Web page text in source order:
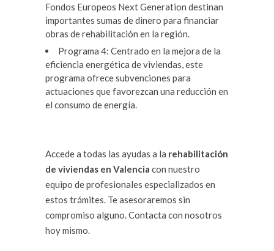
Fondos Europeos Next Generation destinan
importantes sumas de dinero para financiar
obras de rehabilitación en la región.
Programa 4: Centrado en la mejora de la
eficiencia energética de viviendas, este
programa ofrece subvenciones para
actuaciones que favorezcan una reducción en
el consumo de energía.
Accede a todas las ayudas a la rehabilitación
de viviendas en Valencia con nuestro
equipo de profesionales especializados en
estos trámites. Te asesoraremos sin
compromiso alguno. Contacta con nosotros
hoy mismo.